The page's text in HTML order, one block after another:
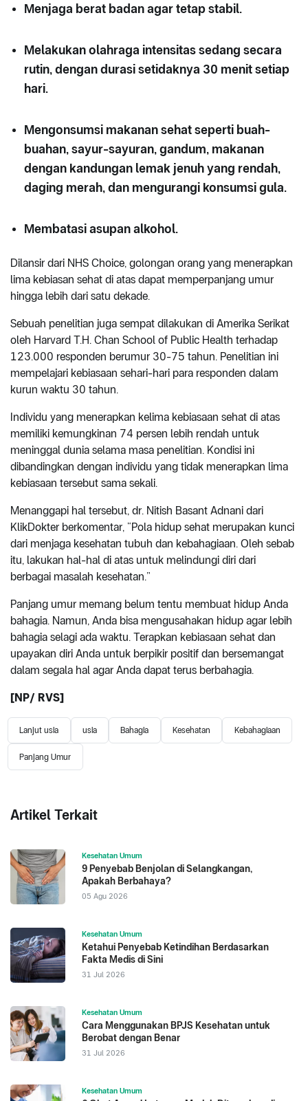
Menjaga berat badan agar tetap stabil.
Melakukan olahraga intensitas sedang secara
rutin, dengan durasi setidaknya 30 menit setiap
hari.
Mengonsumsi makanan sehat seperti buah-
buahan, sayur-sayuran, gandum, makanan
dengan kandungan lemak jenuh yang rendah,
daging merah, dan mengurangi konsumsi gula.
Membatasi asupan alkohol.
Dilansir dari NHS Choice, golongan orang yang menerapkan
lima kebiasan sehat di atas dapat memperpanjang umur
hingga lebih dari satu dekade.
Sebuah penelitian juga sempat dilakukan di Amerika Serikat
oleh Harvard T.H. Chan School of Public Health terhadap
123.000 responden berumur 30-75 tahun. Penelitian ini
mempelajari kebiasaan sehari-hari para responden dalam
kurun waktu 30 tahun.
Individu yang menerapkan kelima kebiasaan sehat di atas
memiliki kemungkinan 74 persen lebih rendah untuk
meninggal dunia selama masa penelitian. Kondisi ini
dibandingkan dengan individu yang tidak menerapkan lima
kebiasaan tersebut sama sekali.
Menanggapi hal tersebut, dr. Nitish Basant Adnani dari
KlikDokter berkomentar, “Pola hidup sehat merupakan kunci
dari menjaga kesehatan tubuh dan kebahagiaan. Oleh sebab
itu, lakukan hal-hal di atas untuk melindungi diri dari
berbagai masalah kesehatan.”
Panjang umur memang belum tentu membuat hidup Anda
bahagia. Namun, Anda bisa mengusahakan hidup agar lebih
bahagia selagi ada waktu. Terapkan kebiasaan sehat dan
upayakan diri Anda untuk berpikir positif dan bersemangat
dalam segala hal agar Anda dapat terus berbahagia.
[NP/ RVS]
Lanjut usia usia Bahagia Kesehatan Kebahagiaan
Panjang Umur
Artikel Terkait
Kesehatan Umum
9 Penyebab Benjolan di Selangkangan,
Apakah Berbahaya?
05 Agu 2026
Kesehatan Umum
Ketahui Penyebab Ketindihan Berdasarkan
Fakta Medis di Sini
31 Jul 2026
Kesehatan Umum
Cara Menggunakan BPJS Kesehatan untuk
Berobat dengan Benar
31 Jul 2026
Kesehatan Umum